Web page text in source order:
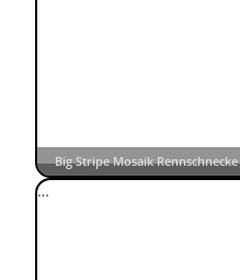
Big Stripe Mosaik Rennschnecke
…